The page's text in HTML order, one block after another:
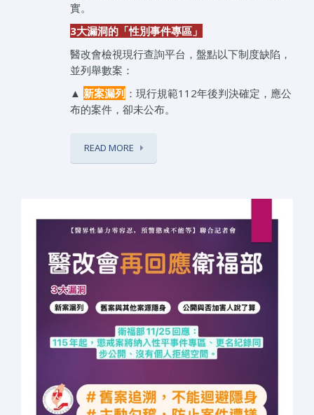
實。
3大漏洞的「性別事件專區」
醫改會檢視現行查詢平台，盤點以下制度缺陷，
並列舉數案：
▲ 新案漏列 ：現行規範112年後判決確定，應公
布的案件，卻未公布。
READ MORE